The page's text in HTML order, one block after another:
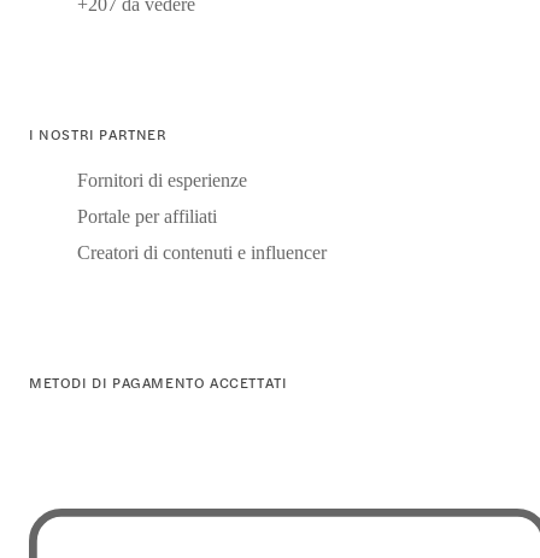
+207 da vedere
I NOSTRI PARTNER
Fornitori di esperienze
Portale per affiliati
Creatori di contenuti e influencer
METODI DI PAGAMENTO ACCETTATI